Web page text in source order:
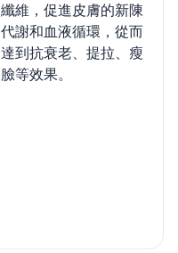
纖維，促進皮膚的新陳
代謝和血液循環，從而
達到抗衰老、提拉、瘦
臉等效果。